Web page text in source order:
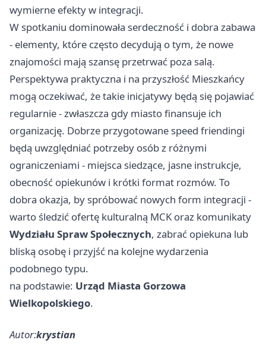
wymierne efekty w integracji.
W spotkaniu dominowała serdeczność i dobra zabawa
- elementy, które często decydują o tym, że nowe
znajomości mają szansę przetrwać poza salą.
Perspektywa praktyczna i na przyszłość Mieszkańcy
mogą oczekiwać, że takie inicjatywy będą się pojawiać
regularnie - zwłaszcza gdy miasto finansuje ich
organizację. Dobrze przygotowane speed friendingi
będą uwzględniać potrzeby osób z różnymi
ograniczeniami - miejsca siedzące, jasne instrukcje,
obecność opiekunów i krótki format rozmów. To
dobra okazja, by spróbować nowych form integracji -
warto śledzić ofertę kulturalną MCK oraz komunikaty
Wydziału Spraw Społecznych, zabrać opiekuna lub
bliską osobę i przyjść na kolejne wydarzenia
podobnego typu.
na podstawie: Urząd Miasta Gorzowa
Wielkopolskiego.
Autor:krystian